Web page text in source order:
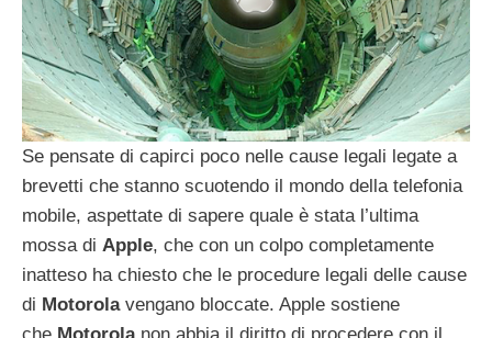
Se pensate di capirci poco nelle cause legali legate a
brevetti che stanno scuotendo il mondo della telefonia
mobile, aspettate di sapere quale è stata l’ultima
mossa di Apple, che con un colpo completamente
inatteso ha chiesto che le procedure legali delle cause
di Motorolavengano bloccate. Apple sostiene
che Motorolanon abbia il diritto di procedere con il